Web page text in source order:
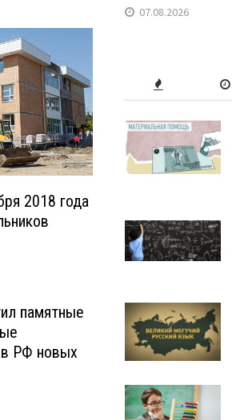
2018 года
памятные
РФ новых
07.08.2026